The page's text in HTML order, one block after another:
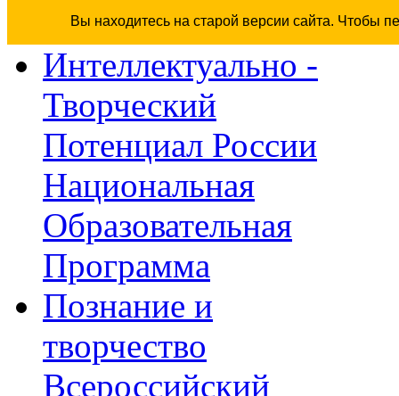
Вы находитесь на старой версии сайта. Чтобы
Интеллектуально -
Творческий
Потенциал России
Национальная
Образовательная
Программа
Познание и
творчество
Всероссийский